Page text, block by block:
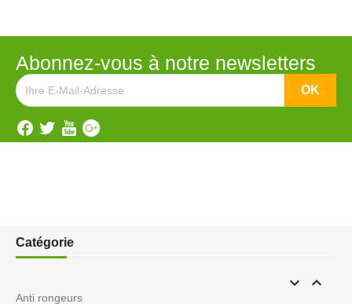
Abonnez-vous à notre newsletters
Catégorie
 
Anti rongeurs